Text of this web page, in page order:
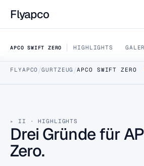
Flyapco
APCO SWIFT ZERO HIGHLIGHTS
Gurtzeugs.
1 GRÖSSEN
FLYAPCO /GURTZEUG /APCO SWIFT ZERO
II · HIGHLIGHTS
Drei Gründe für
Zero.